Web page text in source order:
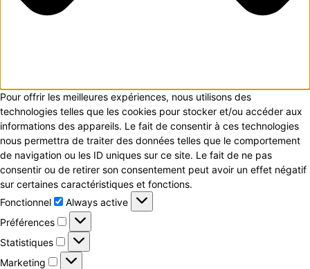
Pour offrir les meilleures expériences, nous utilisons des
technologies telles que les cookies pour stocker et/ou accéder aux
informations des appareils. Le fait de consentir à ces technologies
nous permettra de traiter des données telles que le comportement
de navigation ou les ID uniques sur ce site. Le fait de ne pas
consentir ou de retirer son consentement peut avoir un effet négatif
sur certaines caractéristiques et fonctions.
Fonctionnel
Fonctionnel
Always active
Préférences
Préférences
Statistiques Statistiques
Marketing Marketing